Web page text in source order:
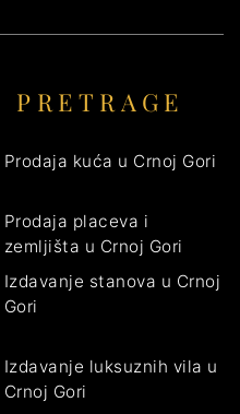
PRETRAGE
Prodaja kuća u Crnoj Gori
Prodaja placeva i
zemljišta u Crnoj Gori
Izdavanje stanova u Crnoj
Gori
Izdavanje luksuznih vila u
Crnoj Gori